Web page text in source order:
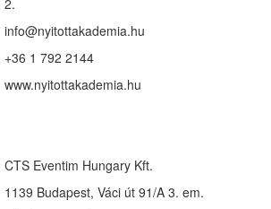
2.
info@nyitottakademia.hu
+36 1 792 2144
www.nyitottakademia.hu
CTS Eventim Hungary Kft.
1139 Budapest, Váci út 91/A 3. em.